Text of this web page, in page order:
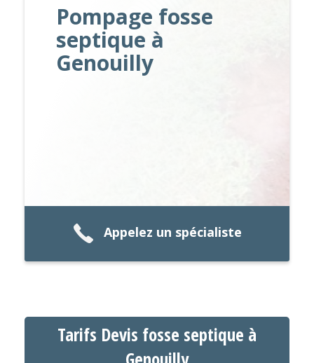
Pompage fosse
septique à
Genouilly
Appelez un spécialiste
Tarifs Devis fosse septique à